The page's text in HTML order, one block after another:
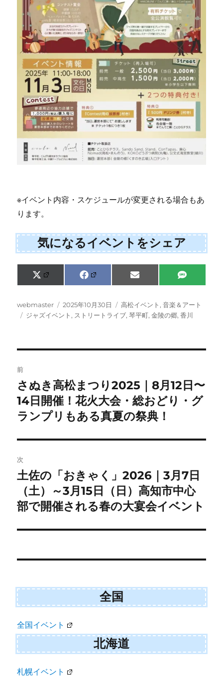
※イベント内容・スケジュールが変更される場合もあ
ります。
気になるイベントをシェア
Share
on
X
(
w
i
t
)
Share
on
F
a
e
b
o
Share
on
E
m
i
l
Share
on
S
M
投
稿
webmaster
投
稿
2025年10月30日
カ
テ
高松イベント ,音楽＆アート
タ
ジャズイベント , ストリートライブ,琴平町,金陵の郷,香川
投
稿
ナ
ビ
ゲ
ー
シ
ョ
ン
前
前
の
投
さぬき高松まつり2025｜8月12日〜
14日開催！花火大会・総おどり・グ
ランプリもある真夏の祭典！
次
次
の
投
土佐の「おきゃく」2026｜3月7日
（土）～3月15日（日）高知市中心
部で開催される春の大宴会イベント
全国
全国イベント
北海道
札幌イベント